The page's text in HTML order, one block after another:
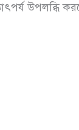
উপলব্ধি